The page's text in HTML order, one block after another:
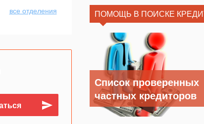
все отделения ПОМОЩЬ В ПОИСКЕ
Список проверенных
частных кредиторов